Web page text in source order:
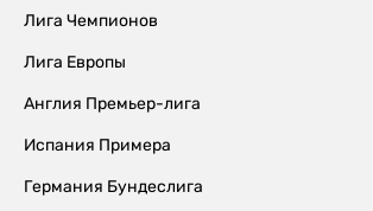
Лига Чемпионов
Лига Европы
Англия Премьер-лига
Испания Примера
Германия Бундеслига